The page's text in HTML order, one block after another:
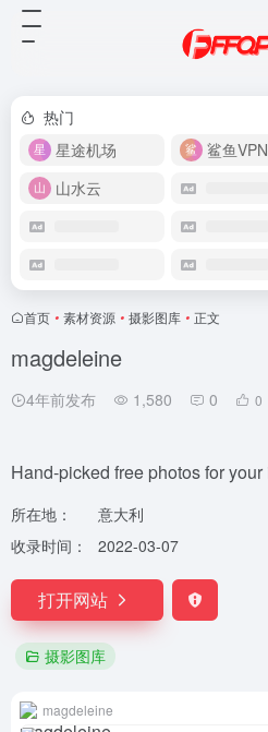
热门
星途机场
鲨鱼VPN
山水云
首页 • 素材资源 • 摄影图库 • 正文
magdeleine
4年前发布 1,580 0 0
Hand-picked free photos for
所在地：
意大利
收录时间：
2022-03-07
打开网站
摄影图库
magdeleine